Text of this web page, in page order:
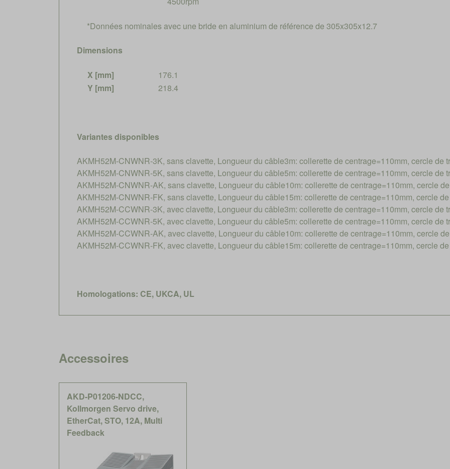
*Données nominales avec une bride en aluminium de référence de 305x305x12.7
Dimensions
X [mm]
176.1
Y [mm]
218.4
Variantes disponibles
AKMH52M-CNWNR-3K, sans clavette, Longueur du câble3m: collerette de centrage=110mm, cercle de
AKMH52M-CNWNR-5K, sans clavette, Longueur du câble5m: collerette de centrage=110mm, cercle de
AKMH52M-CNWNR-AK, sans clavette, Longueur du câble10m: collerette de centrage=110mm, cercle
AKMH52M-CNWNR-FK, sans clavette, Longueur du câble15m: collerette de centrage=110mm, cercle
AKMH52M-CCWNR-3K, avec clavette, Longueur du câble3m: collerette de centrage=110mm, cercle de
AKMH52M-CCWNR-5K, avec clavette, Longueur du câble5m: collerette de centrage=110mm, cercle de
AKMH52M-CCWNR-AK, avec clavette, Longueur du câble10m: collerette de centrage=110mm, cercle
AKMH52M-CCWNR-FK, avec clavette, Longueur du câble15m: collerette de centrage=110mm, cercle
Homologations: CE, UKCA, UL
Accessoires
AKD-P01206-NDCC,
Kollmorgen Servo drive,
EtherCat, STO, 12A, Multi
Feedback